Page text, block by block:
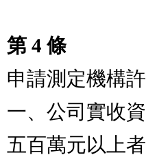
第 4 條
申請測定機構
一、公司實收
五百萬元以上者